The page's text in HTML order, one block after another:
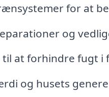
for at
og
til at forhindre fugt i
og husets